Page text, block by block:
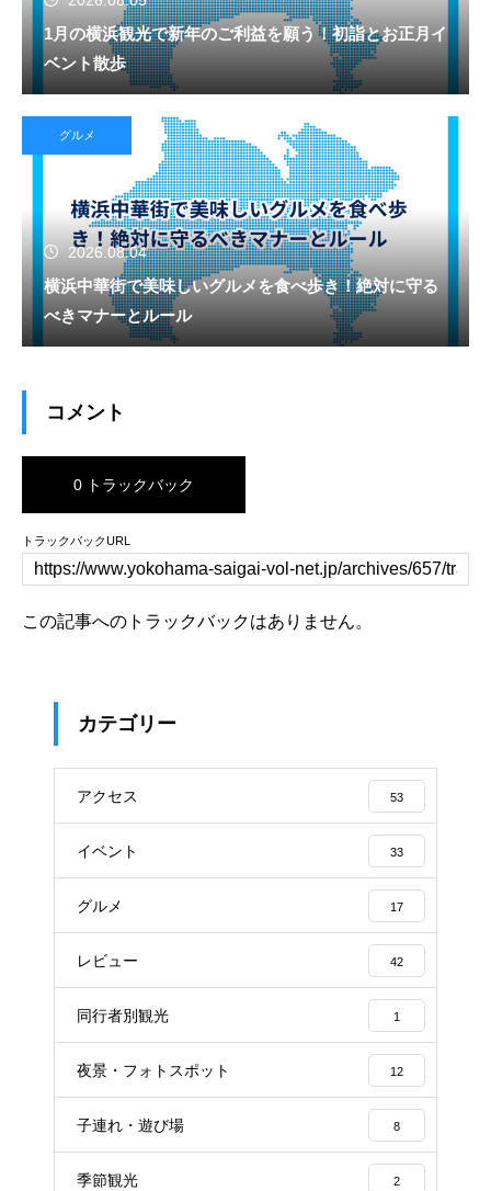
1月の横浜観光で新年のご利益を願う！初詣とお正月イ
ベント散歩
グルメ
2026.08.04
横浜中華街で美味しいグルメを食べ歩き！絶対に守る
べきマナーとルール
コメント
0 トラックバック
トラックバックURL
この記事へのトラックバックはありません。
カテゴリー
アクセス 53
イベント 33
グルメ 17
レビュー 42
同行者別観光 1
夜景・フォトスポット 12
子連れ・遊び場 8
季節観光 2